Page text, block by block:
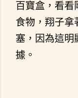
百寶盒，看看
食物，翔子拿
塞，因為這明
據。